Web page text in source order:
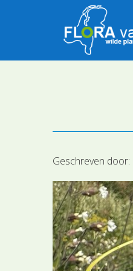
Geschreven door: